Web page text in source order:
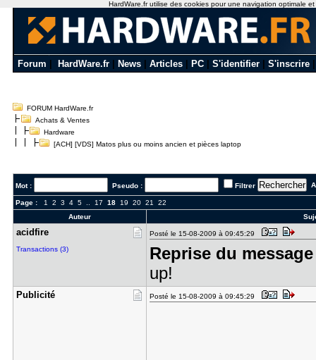
Forum HardWare.fr News Articles PC S'identifier S'inscrire
FORUM HardWare.fr
Achats & Ventes
Hardware
[ACH] [VDS] Matos plus ou moins ancien et pièces laptop
Mot : Pseudo : Filtrer
Page : 1 2 3 4 5.. 17 18 19 20 21
22
Auteur
acidfire
Transactions (3)
Posté le 15-08-2009 à 09:45:29
Reprise du
up!
Publicité Posté le 15-08-2009 à 09:45:29
HardWare.fr utilise des cookies pour une navigation optimale